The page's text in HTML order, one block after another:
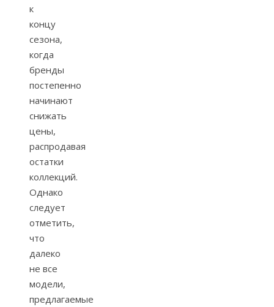
к
концу
сезона,
когда
бренды
постепенно
начинают
снижать
цены,
распродавая
остатки
коллекций.
Однако
следует
отметить,
что
далеко
не все
модели,
предлагаемые